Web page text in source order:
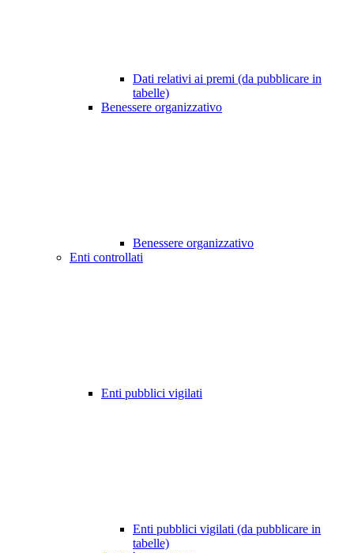
Dati relativi ai premi (da pubblicare in
tabelle)
Benessere organizzativo
Benessere organizzativo
Enti controllati
Enti pubblici vigilati
Enti pubblici vigilati (da pubblicare in
tabelle)